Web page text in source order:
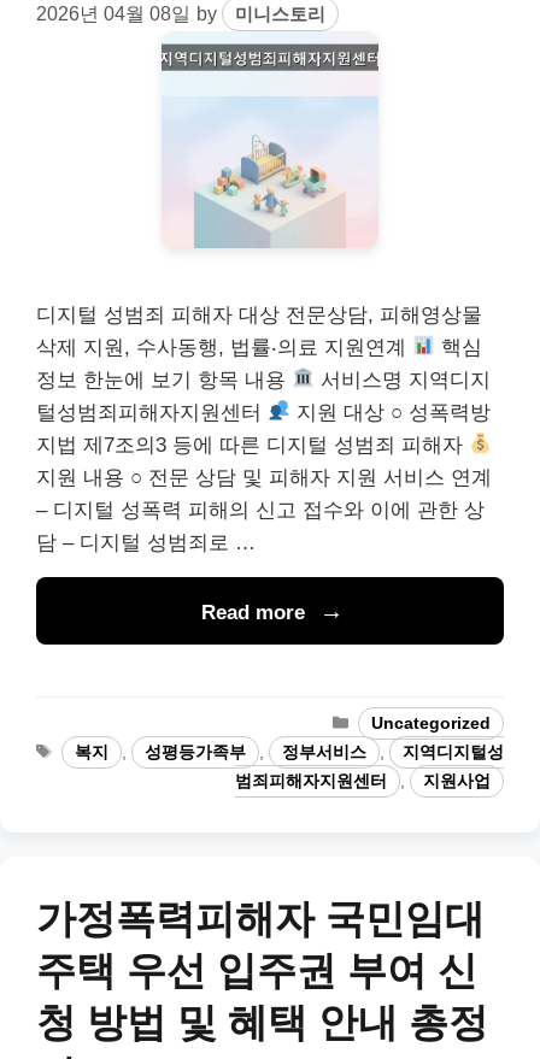
2026년 04월 08일 by 미니스토리
디지털 성범죄 피해자 대상 전문상담, 피해영상물
삭제 지원, 수사동행, 법률‧의료 지원연계
핵심
정보 한눈에 보기 항목 내용
서비스명 지역디지
털성범죄피해자지원센터
지원 대상 ○ 성폭력방
지법 제7조의3 등에 따른 디지털 성범죄 피해자
지원 내용 ○ 전문 상담 및 피해자 지원 서비스 연계
– 디지털 성폭력 피해의 신고 접수와 이에 관한 상
담 – 디지털 성범죄로 …
Read more
Categories
Uncategorized
Tags
복지 성평등가족부 정부서비스
지역디지털성
범죄피해자지원센터
지원사업
가정폭력피해자 국민임대
주택 우선 입주권 부여 신
청 방법 및 혜택 안내 총정